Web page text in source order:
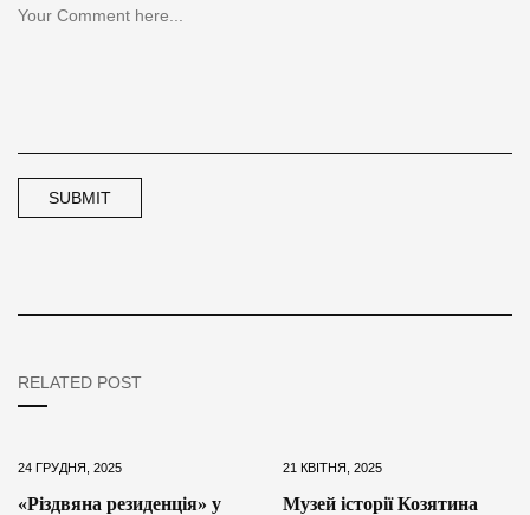
RELATED POST
24 ГРУДНЯ, 2025
«Різдвяна резиденція» у
21 КВІТНЯ, 2025
Музей історії Козятина